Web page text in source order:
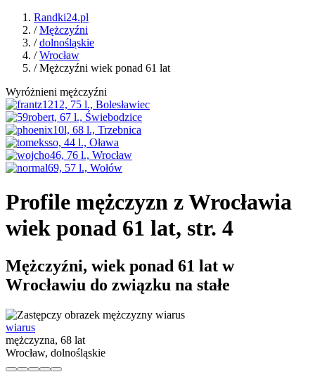
Randki24.pl
/Mężczyźni
/dolnośląskie
/Wrocław
/ Mężczyźni wiek ponad 61 lat
Wyróżnieni mężczyźni
Profile mężczyzn z Wrocławia
wiek ponad 61 lat, str. 4
Mężczyźni, wiek ponad 61 lat w
Wrocławiu do związku na stałe
wiarus
mężczyzna, 68 lat
Wrocław, dolnośląskie